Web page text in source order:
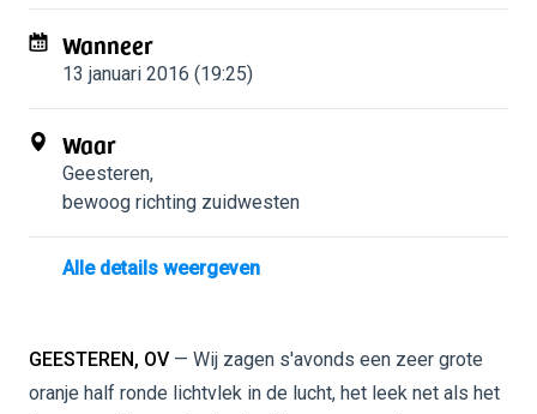
Wanneer
13 januari 2016 (19:25)
Waar
Geesteren,
bewoog richting zuidwesten
Alle details weergeven
GEESTEREN, OV — Wij zagen s'avonds een zeer grote
oranje half ronde lichtvlek in de lucht, het leek net als het